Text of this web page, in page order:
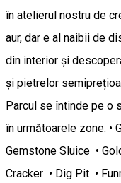
în atelierul nostru de
aur, dar e al naibii de
din interior și
și pietrelor
Parcul se întinde pe o
în următoarele zone: •
Gemstone Sluice •
Cracker • Dig Pit •